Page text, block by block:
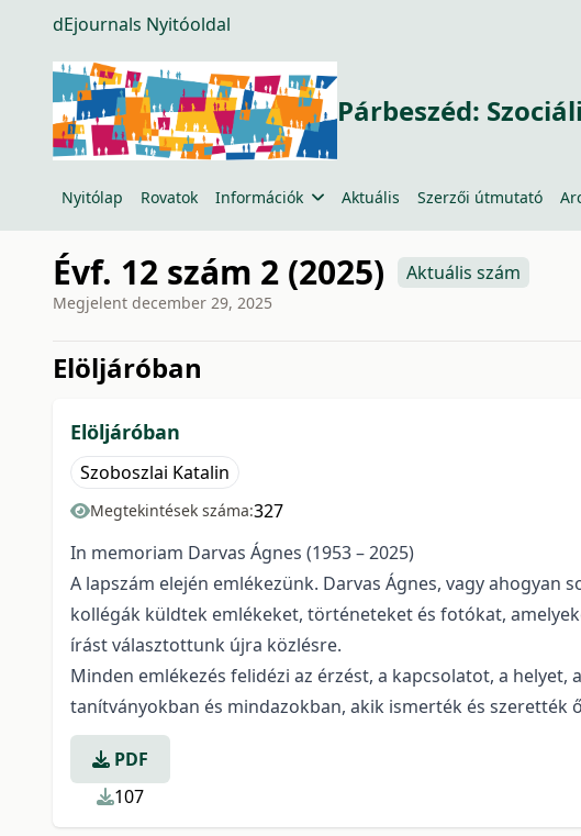
dEjournals Nyitóoldal
Párbeszéd:
Nyitólap Rovatok Információk Aktuális Szerzői útmutató
Évf. 12 szám 2 (2025) Aktuális szám
Megjelent december 29, 2025
Elöljáróban
Elöljáróban
Szoboszlai Katalin
Megtekintések száma:327
In memoriam Darvas Ágnes (1953 – 2025)
A lapszám elején emlékezünk. Darvas Ágnes, vagy
kollégák küldtek emlékeket, történeteket és fotókat,
írást választottunk újra közlésre.
Minden emlékezés felidézi az érzést, a kapcsolatot, a
tanítványokban és mindazokban, akik ismerték és szerették
PDF
107